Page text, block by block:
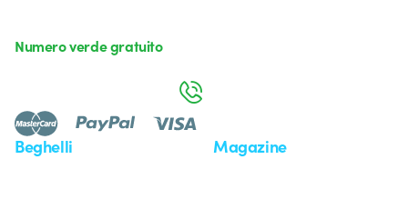
Beghelli Magazine
Numero verde gratuito